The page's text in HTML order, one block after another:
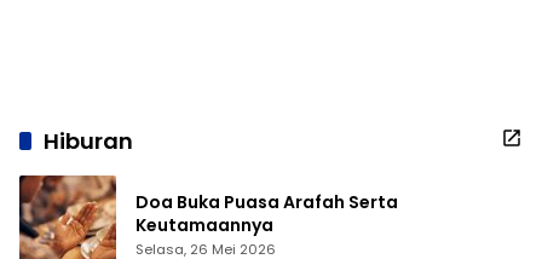
Hiburan
Doa Buka Puasa Arafah Serta
Keutamaannya
Selasa, 26 Mei 2026